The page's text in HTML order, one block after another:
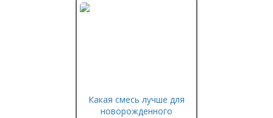
Какая смесь лучше для
новорожденного